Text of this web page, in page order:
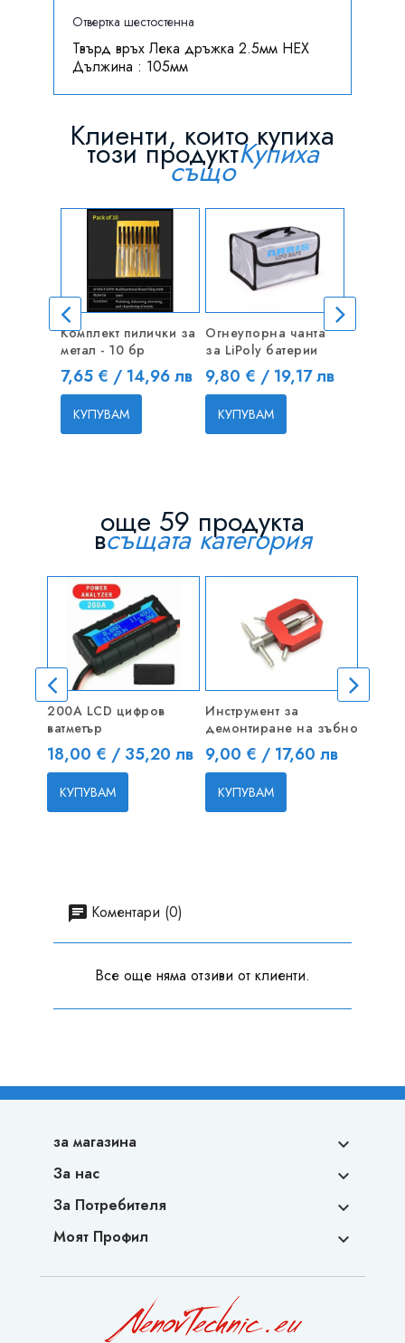
Отвертка шестостенна
Твърд връх Лека дръжка 2.5мм HEX
Дължина : 105мм
Клиенти, които купиха
този продуктКупиха
също
Комплект пилички за
метал - 10 бр
Цена
7,65 € / 14,96 лв
КУПУВАМ
Огнеупорна чанта
за LiPoly батерии
Цена
9,80 € / 19,17 лв
КУПУВАМ
Румпел
още 59 продукта
всъщата категория
200A LCD цифров
ватметър
Цена
18,00 € / 35,20 лв
КУПУВАМ
Инструмент за
демонтиране на зъбно
Цена
9,00 € / 17,60 лв
КУПУВАМ
Коментари (0)
Все още няма отзиви от клиенти.
за магазина 
За нас 
За Потребителя 
Моят Профил 